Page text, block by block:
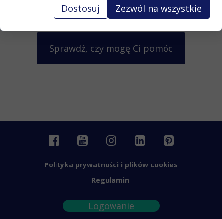
Sprawdź, czy mogę Ci pomóc
Logowanie
Regulamin
Polityka prywatności i plików cookies
Dostosuj Zezwól na wszystkie